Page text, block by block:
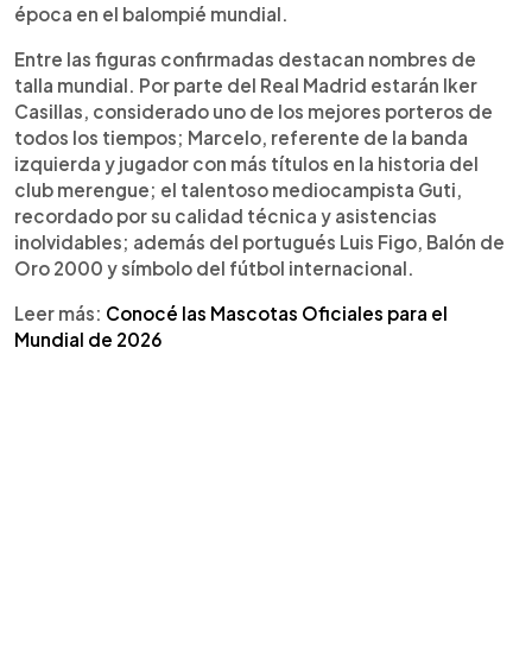
época en el balompié mundial.
Entre las figuras confirmadas destacan nombres de
talla mundial. Por parte del Real Madrid estarán Iker
Casillas, considerado uno de los mejores porteros de
todos los tiempos; Marcelo, referente de la banda
izquierda y jugador con más títulos en la historia del
club merengue; el talentoso mediocampista Guti,
recordado por su calidad técnica y asistencias
inolvidables; además del portugués Luis Figo, Balón de
Oro 2000 y símbolo del fútbol internacional.
Leer más: Conocé las Mascotas Oficiales para el
Mundial de 2026